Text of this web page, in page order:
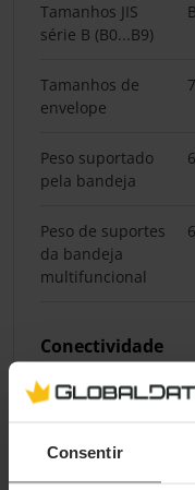
Consentir
Tamanhos JIS
série B (B0...B9)
Tamanhos de
envelope
Peso suportado
pela bandeja
Peso de suportes
da bandeja
multifuncional
Conectividade
Impressão directa
Porta USB